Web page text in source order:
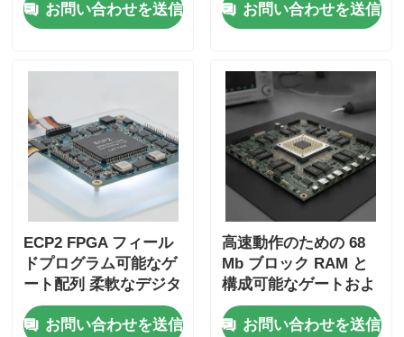
イクロ秒の安定時間
お問い合わせを送信
K ビット分散 RAM、
および 2 線式 I2C イン
お問い合わせを送信
ECP2 FPGA フィール
ドプログラム可能なゲ
ート配列 柔軟なデジタ
ルシステムのための最
大 68 Mb のブロック
お問い合わせを送信
高速動作のための 68
Mb ブロック RAM と
構成可能なゲートおよ
びインバータを備えた
FPGA フィールド プロ
お問い合わせを送信